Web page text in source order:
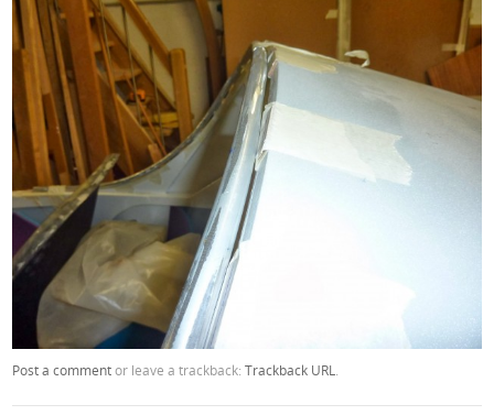
Post a commentor leave a trackback:Trackback URL